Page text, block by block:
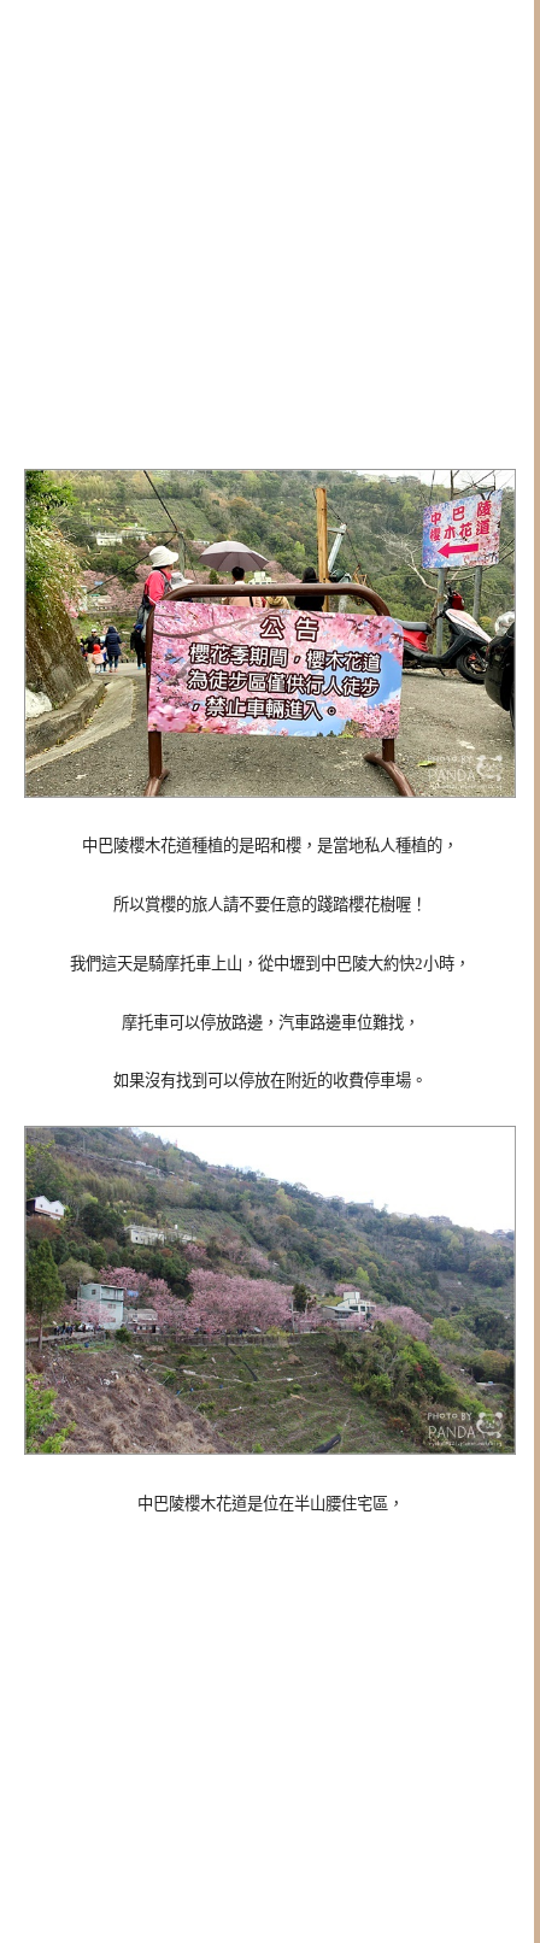
中巴陵櫻木花道種植的是昭和櫻，是當地私人種植的，
所以賞櫻的旅人請不要任意的踐踏櫻花樹喔！
我們這天是騎摩托車上山，從中壢到中巴陵大約快2小時，
摩托車可以停放路邊，汽車路邊車位難找，
如果沒有找到可以停放在附近的收費停車場。
中巴陵櫻木花道是位在半山腰住宅區，